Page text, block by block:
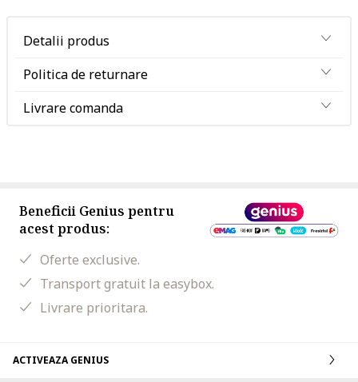
Detalii produs
Politica de returnare
Livrare comanda
Beneficii Genius pentru
acest produs:
Oferte exclusive.
Transport gratuit la easybox.
Livrare prioritara.
ACTIVEAZA GENIUS